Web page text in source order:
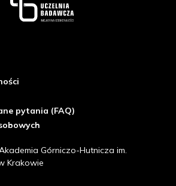
pytania (FAQ)
Górniczo-Hutnicza im.
Krakowie